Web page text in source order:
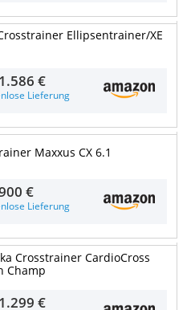
Ellipsentrainer/XE
1.586 €
Lieferung
Maxxus CX 6.1
€
Lieferung
Crosstrainer CardioCross
Champ
1.299 €